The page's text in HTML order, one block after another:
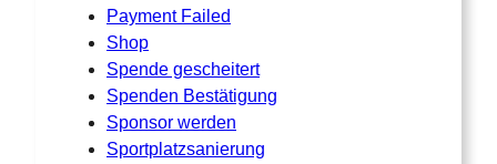
Payment Failed
Shop
Spende gescheitert
Spenden Bestätigung
Sponsor werden
Sportplatzsanierung